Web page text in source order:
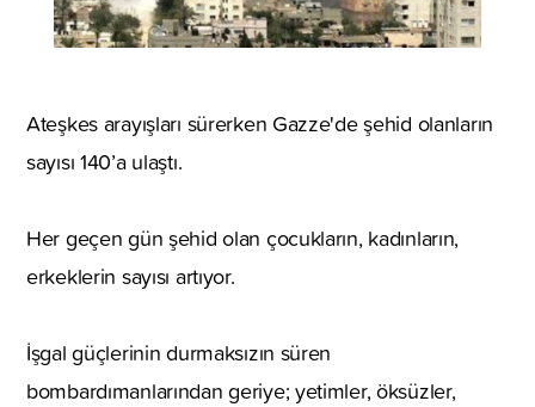
Ateşkes arayışları sürerken Gazze'de şehid olanların
sayısı 140’a ulaştı.
Her geçen gün şehid olan çocukların, kadınların,
erkeklerin sayısı artıyor.
İşgal güçlerinin durmaksızın süren
bombardımanlarından geriye; yetimler, öksüzler,